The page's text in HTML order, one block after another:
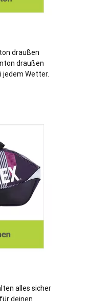
draußen
draußen
jedem Wetter.
alles sicher
deinen